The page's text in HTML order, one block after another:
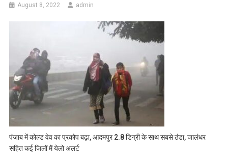
August 8, 2022 admin
पंजाब में कोल्ड वेव का प्रकोप बढ़ा, आदमपुर 2.8 डिग्री के साथ सबसे ठंडा, जालंधर
सहित कई जिलों में येलो अलर्ट